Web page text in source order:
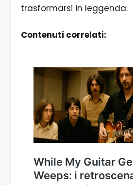
trasformarsi in leggenda.
Contenuti correlati: